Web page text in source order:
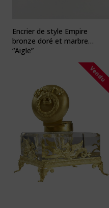
Encrier de style Empire
bronze doré et marbre
“Aigle”
Vendu